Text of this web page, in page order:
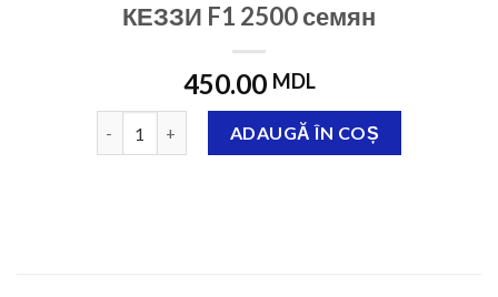
КЕЗЗИ F1 2500 семян
450.00 MDL
Cantitate КЕЗЗИ F1 2500 семян
ADAUGĂ ÎN COȘ